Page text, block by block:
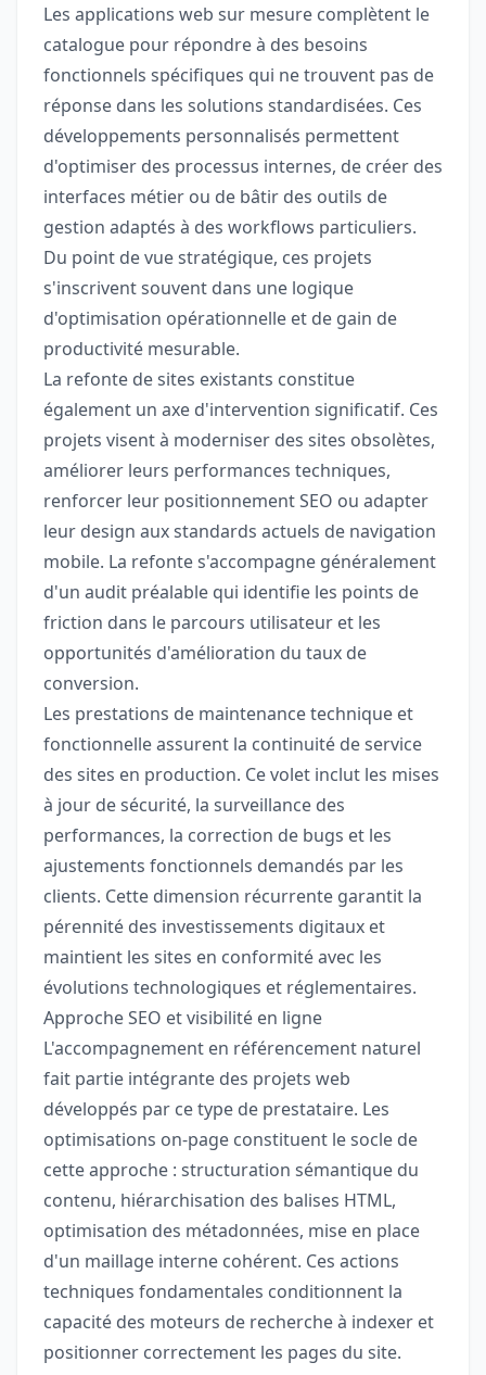
Les applications web sur mesure complètent le
catalogue pour répondre à des besoins
fonctionnels spécifiques qui ne trouvent pas de
réponse dans les solutions standardisées. Ces
développements personnalisés permettent
d'optimiser des processus internes, de créer des
interfaces métier ou de bâtir des outils de
gestion adaptés à des workflows particuliers.
Du point de vue stratégique, ces projets
s'inscrivent souvent dans une logique
d'optimisation opérationnelle et de gain de
productivité mesurable.
La refonte de sites existants constitue
également un axe d'intervention significatif. Ces
projets visent à moderniser des sites obsolètes,
améliorer leurs performances techniques,
renforcer leur positionnement SEO ou adapter
leur design aux standards actuels de navigation
mobile. La refonte s'accompagne généralement
d'un audit préalable qui identifie les points de
friction dans le parcours utilisateur et les
opportunités d'amélioration du taux de
conversion.
Les prestations de maintenance technique et
fonctionnelle assurent la continuité de service
des sites en production. Ce volet inclut les mises
à jour de sécurité, la surveillance des
performances, la correction de bugs et les
ajustements fonctionnels demandés par les
clients. Cette dimension récurrente garantit la
pérennité des investissements digitaux et
maintient les sites en conformité avec les
évolutions technologiques et réglementaires.
Approche SEO et visibilité en ligne
L'accompagnement en référencement naturel
fait partie intégrante des projets web
développés par ce type de prestataire. Les
optimisations on-page constituent le socle de
cette approche : structuration sémantique du
contenu, hiérarchisation des balises HTML,
optimisation des métadonnées, mise en place
d'un maillage interne cohérent. Ces actions
techniques fondamentales conditionnent la
capacité des moteurs de recherche à indexer et
positionner correctement les pages du site.